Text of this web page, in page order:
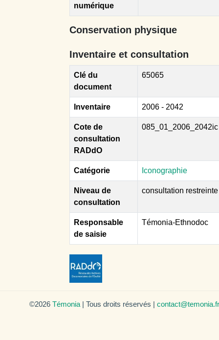
numérique
Conservation physique
Inventaire et consultation
Clé du
document
65065
Inventaire 2006 - 2042
Cote de
consultation
RADdO
085_01_2006_2042ic
Catégorie Iconographie
Niveau de
consultation
consultation restreinte
Responsable
de saisie
Témonia-Ethnodoc
©2026 Témonia | Tous droits réservés | contact@temonia.fr